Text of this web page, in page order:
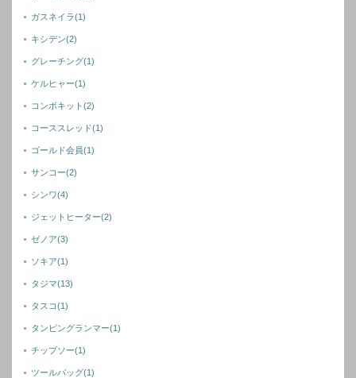
ガスネイラ(1)
キシデン(2)
グレーチング(1)
ケルヒャー(1)
コンボキット(2)
コーススレッド(1)
ゴールド会員(1)
サンコー(2)
シンワ(4)
ジェットヒーター(2)
ゼノア(3)
ソキア(1)
タジマ(13)
タスコ(1)
タンピングランマー(1)
チップソー(1)
ツールバッグ(1)